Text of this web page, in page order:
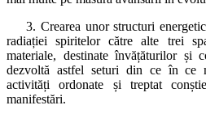
3. Crearea unor structuri
radiației spiritelor către alte trei
materiale, destinate învățăturilor și
dezvoltă astfel seturi din ce în ce
activități ordonate și treptat
manifestări.